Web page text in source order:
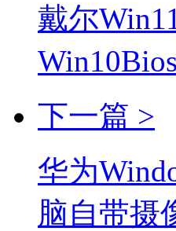
戴尔
下一篇 >
华为
脑自带摄